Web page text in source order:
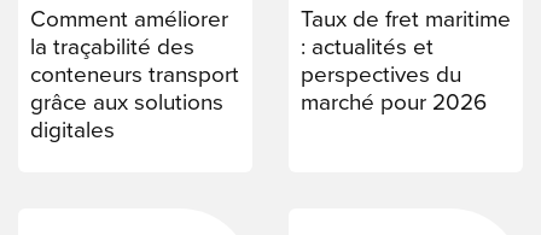
Comment améliorer
la traçabilité des
conteneurs transport
grâce aux solutions
digitales
Taux de fret maritime
: actualités et
perspectives du
marché pour 2026